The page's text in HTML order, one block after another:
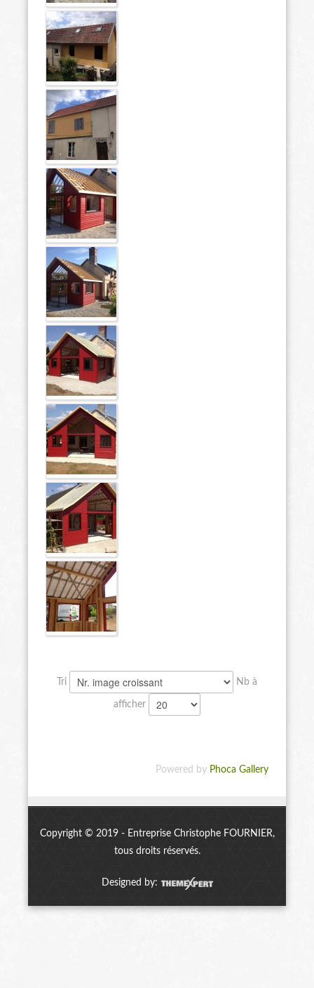
Tri Nb à
afficher
Powered by Phoca Gallery
Copyright © 2019 - Entreprise Christophe FOURNIER,
tous droits réservés.
Designed by: